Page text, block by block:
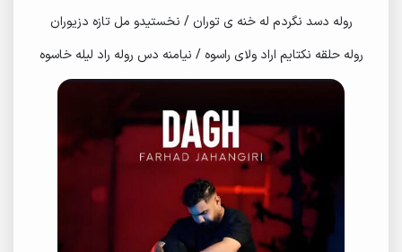
روله دسد نگردم له خنه ی توران / نخستیدو مل تازه دزیوران
روله حلقه نکتایم اراد ولای راسوه / نیامنه دس روله راد لیله خاسوه